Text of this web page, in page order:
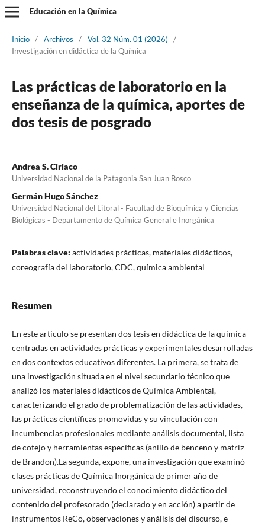
Educación en la Química
Inicio / Archivos / Vol. 32 Núm. 01 (2026)
/
Investigación en didáctica de la Química
Las prácticas de laboratorio en la
enseñanza de la química, aportes de
dos tesis de posgrado
Andrea S. Ciriaco
Universidad Nacional de la Patagonia San Juan Bosco
Germán Hugo Sánchez
Universidad Nacional del Litoral - Facultad de Bioquímica y Ciencias
Biológicas - Departamento de Química General e Inorgánica
Palabras clave: actividades prácticas, materiales didácticos,
coreografía del laboratorio, CDC, química ambiental
Resumen
En este artículo se presentan dos tesis en didáctica de la química
centradas en actividades prácticas y experimentales desarrolladas
en dos contextos educativos diferentes. La primera, se trata de
una investigación situada en el nivel secundario técnico que
analizó los materiales didácticos de Química Ambiental,
caracterizando el grado de problematización de las actividades,
las prácticas científicas promovidas y su vinculación con
incumbencias profesionales mediante análisis documental, lista
de cotejo y herramientas específicas (anillo de benceno y matriz
de Brandon).La segunda, expone, una investigación que examinó
clases prácticas de Química Inorgánica de primer año de
universidad, reconstruyendo el conocimiento didáctico del
contenido del profesorado (declarado y en acción) a partir de
instrumentos ReCo, observaciones y análisis del discurso, e